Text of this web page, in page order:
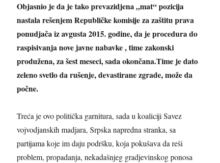
Objasnio je da je tako prevazidjena „mat“ pozicija
nastala rešenjem Republičke komisije za zaštitu prava
ponudjača iz avgusta 2015. godine, da je procedura do
raspisivanja nove javne nabavke , time zakonski
produžena, za šest meseci, sada okončana.Time je dato
zeleno svetlo da rušenje, devastirane zgrade, može da
počne.
Treća je ovo politička garnitura, sada u koaliciji Savez
vojvodjanskih madjara, Srpska napredna stranka, sa
partijama koje im daju podršku, koja pokušava da reši
problem, propadanja, nekadašnjeg gradjevinskog ponosa